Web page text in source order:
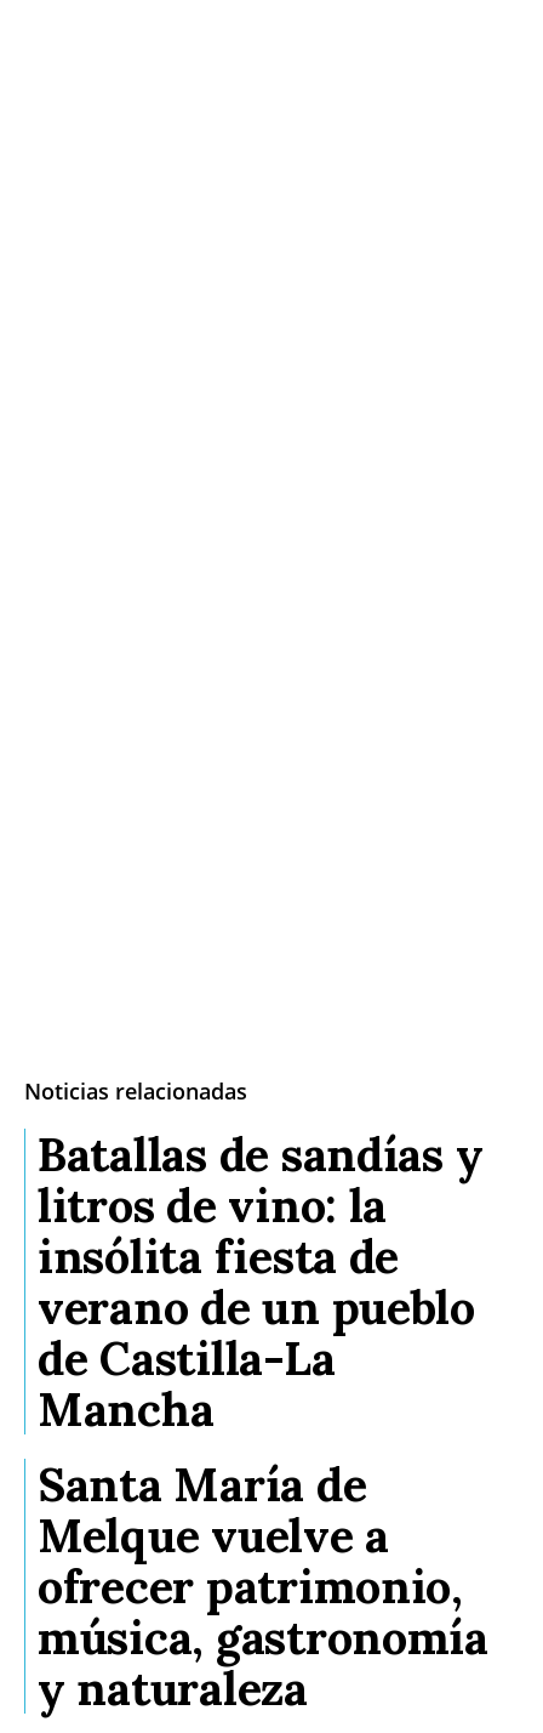
Noticias relacionadas
Batallas de sandías y
litros de vino: la
insólita fiesta de
verano de un pueblo
de Castilla-La
Mancha
Santa María de
Melque vuelve a
ofrecer patrimonio,
música, gastronomía
y naturaleza